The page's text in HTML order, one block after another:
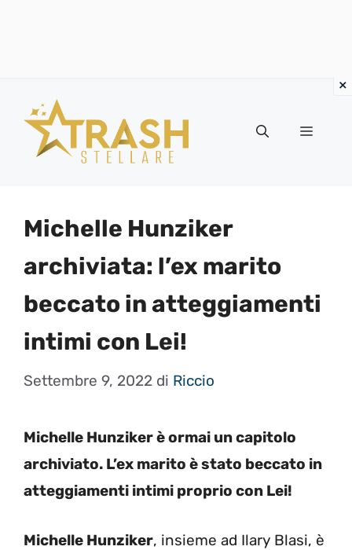
contenuto
Menu
Michelle Hunziker
archiviata: l’ex marito
beccato in atteggiamenti
intimi con Lei!
Settembre 9, 2022 di Riccio
Michelle Hunziker è ormai un capitolo
archiviato. L’ex marito è stato beccato in
atteggiamenti intimi proprio con Lei!
Michelle Hunziker, insieme ad Ilary Blasi, è